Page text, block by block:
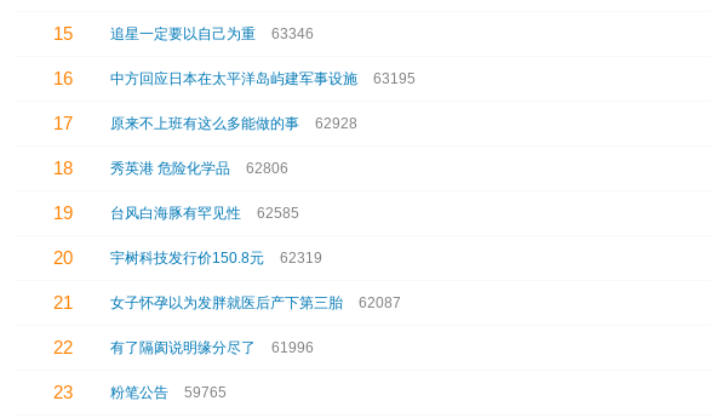
15 追星一定要以自己为重 63346
16 中方回应日本在太平洋岛屿建军事设施 63195
17 原来不上班有这么多能做的事 62928
18 秀英港 危险化学品 62806
19 台风白海豚有罕见性 62585
20 宇树科技发行价150.8元 62319
21 女子怀孕以为发胖就医后产下第三胎 62087
22 有了隔阂说明缘分尽了 61996
23 粉笔公告 59765